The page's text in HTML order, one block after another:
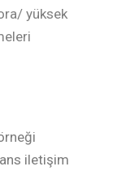
yüksek
iletişim